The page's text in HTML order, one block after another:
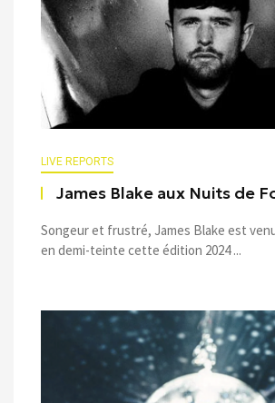
LIVE REPORTS
James Blake aux Nuits de
Songeur et frustré, James Blake est
en demi-teinte cette édition 2024 ...